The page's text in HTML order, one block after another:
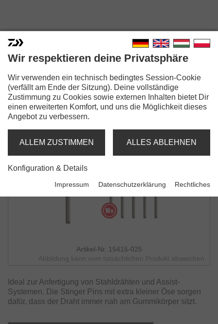
PROREX STINGER PINS
STINGER-NADEL
Artikel-Nr. 15415-025
Abbildung kann vom tatsächlichen Produkt abweichen.
Ideal zur Anfertigung von Stahldrähten und Assist-
Systemen. Die Stinger Pins mit extra kleiner Öse sorgen
dafür, dass der Draht immer nah am Gummikörper sitzt.
Wir respektieren deine Privatsphäre
Wir verwenden ein technisch bedingtes Session-Cookie
(verfällt am Ende der Sitzung). Deine vollständige
Zustimmung zu Cookies sowie externen Inhalten bietet Dir
einen erweiterten Komfort, und uns die Möglichkeit dieses
Angebot zu verbessern.
ALLEM ZUSTIMMEN ALLES ABLEHNEN
Konfiguration & Details
Impressum Datenschutzerklärung Rechtliches